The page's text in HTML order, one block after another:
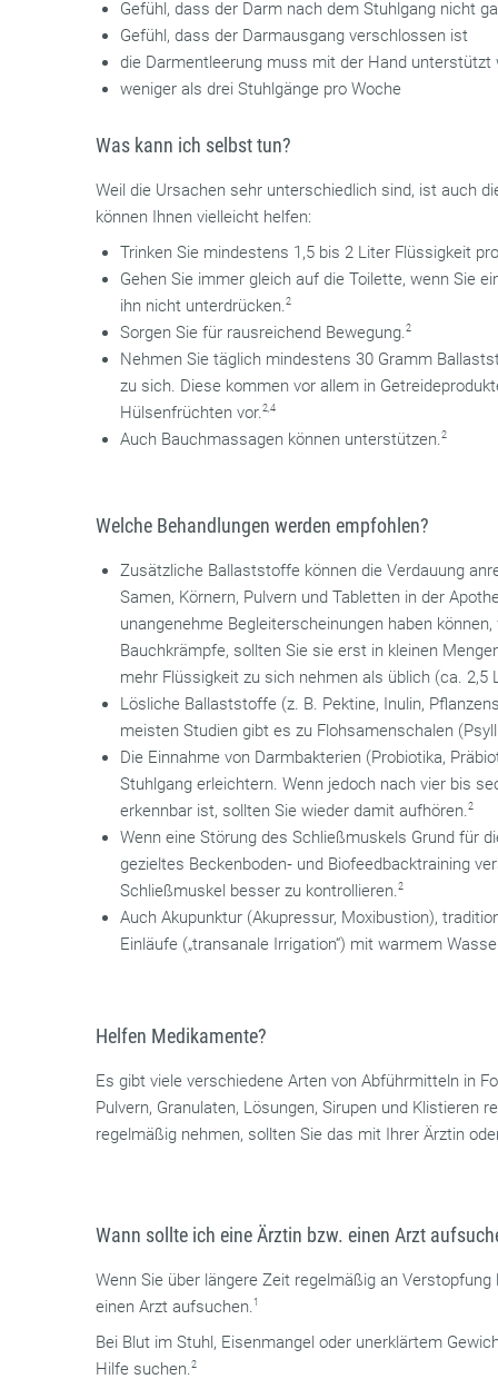
Gefühl, dass der Darm nach dem Stuhlgang nicht
Gefühl, dass der Darmausgang verschlossen ist
die Darmentleerung muss mit der Hand
weniger als drei Stuhlgänge pro Woche
Was kann ich selbst tun?
Weil die Ursachen sehr unterschiedlich sind, ist auch
können Ihnen vielleicht helfen:
Trinken Sie mindestens 1,5 bis 2 Liter Flüssigkeit
Gehen Sie immer gleich auf die Toilette, wenn Sie
ihn nicht unterdrücken.2
Sorgen Sie für rausreichend Bewegung.2
Nehmen Sie täglich mindestens 30 Gramm
zu sich. Diese kommen vor allem in
Hülsenfrüchten vor.2,4
Auch Bauchmassagen können unterstützen.2
Welche Behandlungen werden empfohlen?
Zusätzliche Ballaststoffe können die Verdauung
Samen, Körnern, Pulvern und Tabletten in der
unangenehme Begleiterscheinungen haben
Bauchkrämpfe, sollten Sie sie erst in kleinen
mehr Flüssigkeit zu sich nehmen als üblich (ca. 2,5
Lösliche Ballaststoffe (z. B. Pektine, Inulin,
meisten Studien gibt es zu Flohsamenschalen
Die Einnahme von Darmbakterien (Probiotika,
Stuhlgang erleichtern. Wenn jedoch nach vier bis
erkennbar ist, sollten Sie wieder damit aufhören.2
Wenn eine Störung des Schließmuskels Grund für
gezieltes Beckenboden‐ und Biofeedbacktraining
Schließmuskel besser zu kontrollieren.2
Auch Akupunktur (Akupressur, Moxibustion),
Einläufe („transanale Irrigation“) mit warmem
Helfen Medikamente?
Es gibt viele verschiedene Arten von Abführmitteln in
Pulvern, Granulaten, Lösungen, Sirupen und Klistieren
regelmäßig nehmen, sollten Sie das mit Ihrer Ärztin
Wann sollte ich eine Ärztin bzw. einen Arzt
Wenn Sie über längere Zeit regelmäßig an
einen Arzt aufsuchen.1
Bei Blut im Stuhl, Eisenmangel oder unerklärtem
Hilfe suchen.2